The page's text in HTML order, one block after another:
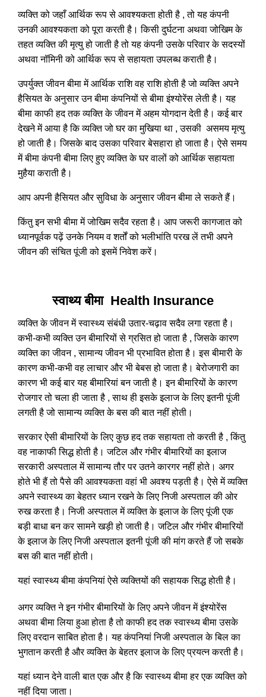
व्यक्ति को जहाँ आर्थिक रूप से आवश्यकता होती है , तो यह कंपनी
उनकी आवश्यकता को पूरा करती है। किसी दुर्घटना अथवा जोखिम के
तहत व्यक्ति की मृत्यु हो जाती है तो यह कंपनी उसके परिवार के सदस्यों
अथवा नॉमिनी को आर्थिक रूप से सहायता उपलब्ध कराती है।
उपर्युक्त जीवन बीमा में आर्थिक राशि वह राशि होती है जो व्यक्ति अपने
हैसियत के अनुसार उन बीमा कंपनियों से बीमा इंश्योरेंस लेती है। यह
बीमा काफी हद तक व्यक्ति के जीवन में अहम योगदान देती है। कई बार
देखने में आया है कि व्यक्ति जो घर का मुखिया था , उसकी असमय मृत्यु
हो जाती है। जिसके बाद उसका परिवार बेसहारा हो जाता है। ऐसे समय
में बीमा कंपनी बीमा लिए हुए व्यक्ति के घर वालों को आर्थिक सहायता
मुहैया कराती है।
आप अपनी हैसियत और सुविधा के अनुसार जीवन बीमा ले सकते हैं।
किंतु इन सभी बीमा में जोखिम सदैव रहता है। आप जरूरी कागजात को
ध्यानपूर्वक पढ़ें उनके नियम व शर्तों को भलीभांति परख लें तभी अपने
जीवन की संचित पूंजी को इसमें निवेश करें।
स्वाथ्य बीमा Health Insurance
व्यक्ति के जीवन में स्वास्थ्य संबंधी उतार-चढ़ाव सदैव लगा रहता है।
कभी-कभी व्यक्ति उन बीमारियों से ग्रसित हो जाता है , जिसके कारण
व्यक्ति का जीवन , सामान्य जीवन भी प्रभावित होता है। इस बीमारी के
कारण कभी-कभी वह लाचार और भी बेबस हो जाता है। बेरोजगारी का
कारण भी कई बार यह बीमारियां बन जाती है। इन बीमारियों के कारण
रोजगार तो चला ही जाता है , साथ ही इसके इलाज के लिए इतनी पूंजी
लगती है जो सामान्य व्यक्ति के बस की बात नहीं होती।
सरकार ऐसी बीमारियों के लिए कुछ हद तक सहायता तो करती है , किंतु
वह नाकाफी सिद्ध होती है। जटिल और गंभीर बीमारियों का इलाज
सरकारी अस्पताल में सामान्य तौर पर उतने कारगर नहीं होते। अगर
होते भी हैं तो पैसे की आवश्यकता वहां भी अवश्य पड़ती है। ऐसे में व्यक्ति
अपने स्वास्थ्य का बेहतर ध्यान रखने के लिए निजी अस्पताल की ओर
रुख करता है। निजी अस्पताल में व्यक्ति के इलाज के लिए पूंजी एक
बड़ी बाधा बन कर सामने खड़ी हो जाती है। जटिल और गंभीर बीमारियों
के इलाज के लिए निजी अस्पताल इतनी पूंजी की मांग करते हैं जो सबके
बस की बात नहीं होती।
यहां स्वास्थ्य बीमा कंपनियां ऐसे व्यक्तियों की सहायक सिद्ध होती है।
अगर व्यक्ति ने इन गंभीर बीमारियों के लिए अपने जीवन में इंश्योरेंस
अथवा बीमा लिया हुआ होता है तो काफी हद तक स्वास्थ्य बीमा उसके
लिए वरदान साबित होता है। यह कंपनियां निजी अस्पताल के बिल का
भुगतान करती है और व्यक्ति के बेहतर इलाज के लिए प्रयत्न करती है।
यहां ध्यान देने वाली बात एक और है कि स्वास्थ्य बीमा हर एक व्यक्ति को
नहीं दिया जाता।